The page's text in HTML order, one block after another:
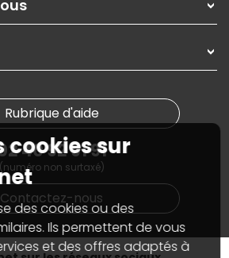
graphique
RDV personnalisé
de vente
etcookies
Rubrique d'aide
40 92 91 91
(numéro non surtaxé)
Contactez-nous
cookies sur
des cookies ou des
Ils permettent de vous
et des offres adaptés à